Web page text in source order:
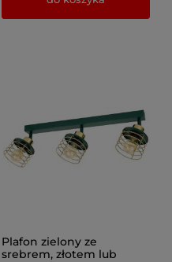
Plafon zielony ze
srebrem, złotem lub